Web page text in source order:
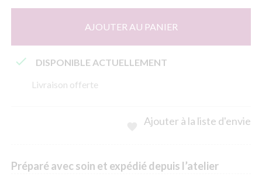
AJOUTER AU PANIER
 DISPONIBLE ACTUELLEMENT
Livraison offerte
Ajouter à la liste d'envie
Préparé avec soin et expédié depuis l’atelier